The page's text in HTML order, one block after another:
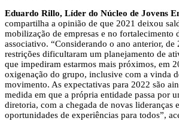
Eduardo Rillo, Líder do Núcleo de Jovens
compartilha a opinião de que 2021 deixou
mobilização de empresas e no fortalecimento
associativo. “Considerando o ano anterior, de
restrições dificultaram um planejamento de
que impediram estarmos mais próximos, em
oxigenação do grupo, inclusive com a vinda
movimento. As expectativas para 2022 são
medida em que a própria entidade passa por
diretoria, com a chegada de novas lideranças
oportunidades de experiências para todos”,